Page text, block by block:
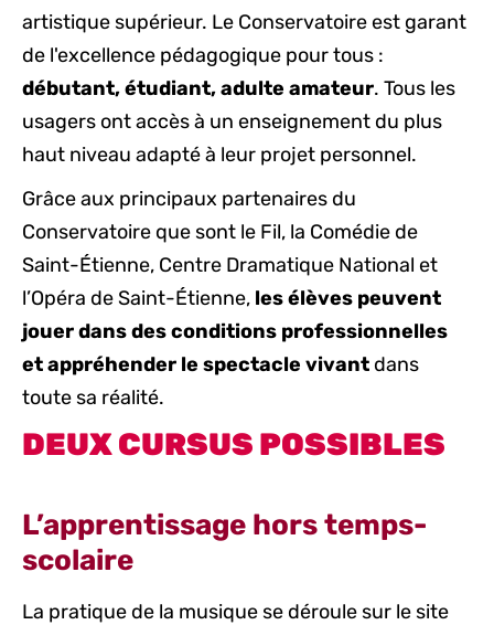
artistique supérieur. Le Conservatoire est garant
de l'excellence pédagogique pour tous :
débutant, étudiant, adulte amateur. Tous les
usagers ont accès à un enseignement du plus
haut niveau adapté à leur projet personnel.
Grâce aux principaux partenaires du
Conservatoire que sont le Fil, la Comédie de
Saint-Étienne, Centre Dramatique National et
l’Opéra de Saint-Étienne, les élèves peuvent
jouer dans des conditions professionnelles
et appréhender le spectacle vivant dans
toute sa réalité.
DEUX CURSUS POSSIBLES
L’apprentissage hors temps-
scolaire
La pratique de la musique se déroule sur le site